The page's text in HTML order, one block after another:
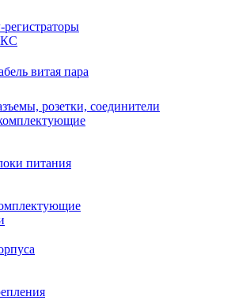
регистраторы
витая пара
розетки, соединители
питания